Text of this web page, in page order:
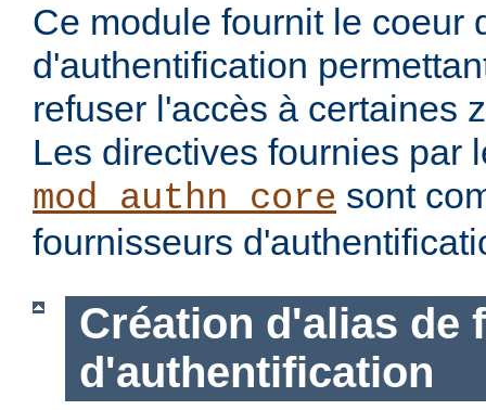
Ce module fournit le coeur
d'authentification
refuser l'accès à certaines
Les directives fournies par
mod_authn_core sont
fournisseurs
Création d'alias de
d'authentification